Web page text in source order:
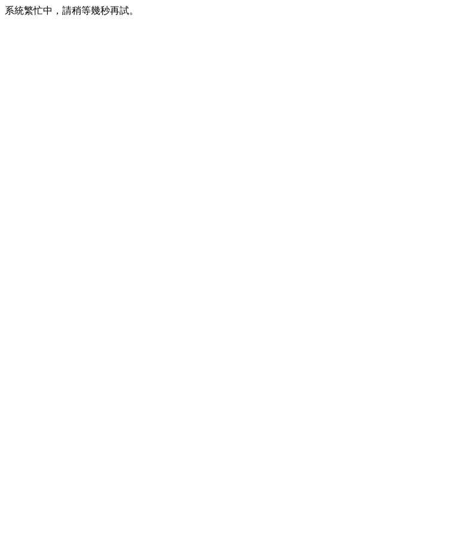
系統繁忙中，請稍等幾秒再試。